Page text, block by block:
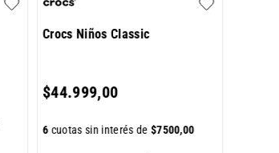
Crocs Niños Classic
$44.999,00
6cuotas sin interés de$7500,00